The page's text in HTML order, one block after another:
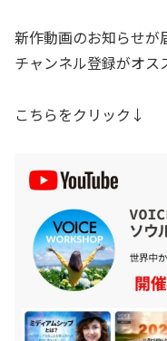
新作動画のお知らせが
チャンネル登録がオス
こちらをクリック↓